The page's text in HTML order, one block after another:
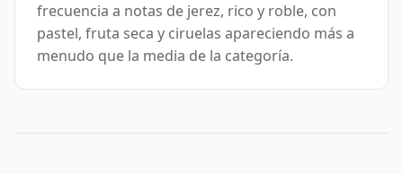
frecuencia a notas de jerez, rico y roble, con
pastel, fruta seca y ciruelas apareciendo más a
menudo que la media de la categoría.